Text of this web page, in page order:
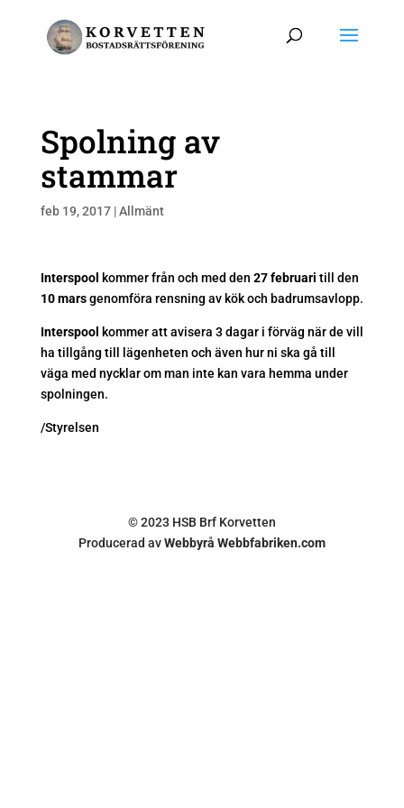
Spolning av
stammar
feb 19, 2017|Allmänt
Interspool kommer från och med den 27 februari till den
10 marsgenomföra rensning av kök och badrumsavlopp.
Interspool kommer att avisera 3 dagar i förväg när de vill
ha tillgång till lägenheten och även hur ni ska gå till
väga med nycklar om man inte kan vara hemma under
spolningen.
/Styrelsen
© 2023 HSB Brf Korvetten
Producerad avWebbyrå Webbfabriken.com